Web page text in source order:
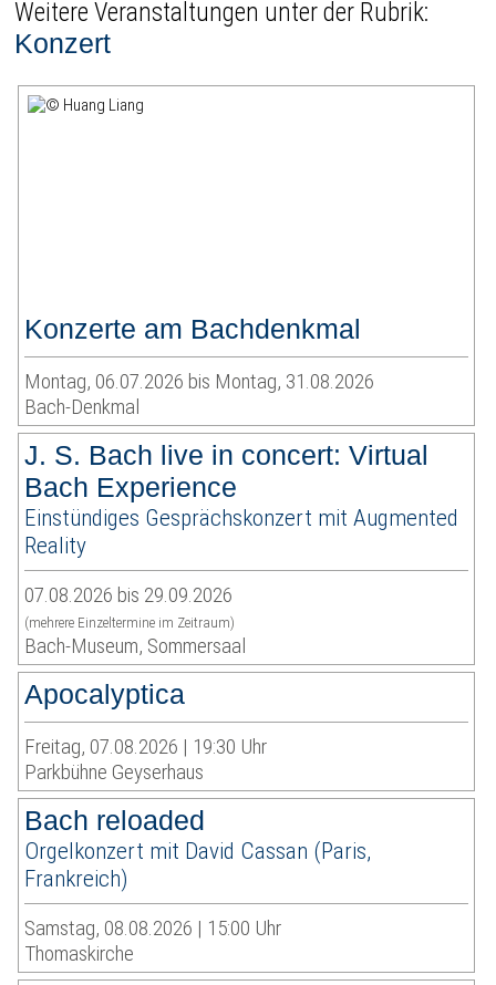
Weitere Veranstaltungen unter der Rubrik:
Konzert
Konzerte am Bachdenkmal
Montag, 06.07.2026 bis Montag, 31.08.2026
Bach-Denkmal
J. S. Bach live in concert: Virtual
Bach Experience
Einstündiges Gesprächskonzert mit Augmented
Reality
07.08.2026 bis 29.09.2026
(mehrere Einzeltermine im Zeitraum)
Bach-Museum, Sommersaal
Apocalyptica
Freitag, 07.08.2026 | 19:30 Uhr
Parkbühne Geyserhaus
Bach reloaded
Orgelkonzert mit David Cassan (Paris,
Frankreich)
Samstag, 08.08.2026 | 15:00 Uhr
Thomaskirche